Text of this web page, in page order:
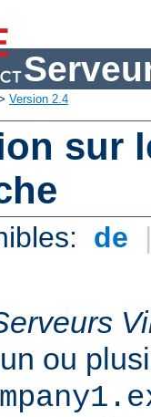
Version 2.4
sur
de
ou